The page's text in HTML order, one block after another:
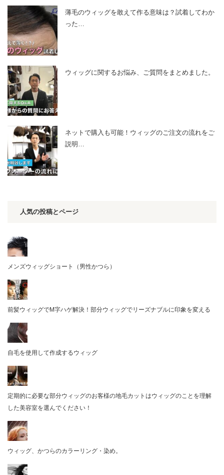
薄毛のウィッグを敢えて作る意味は？試着してわか
った…
ウィッグに関するお悩み、ご質問をまとめました。
ネットで購入も可能！ウィッグのご注文の流れをご
説明…
人気の投稿とページ
メンズウィッグショート（男性かつら）
前髪ウィッグでM字ハゲ解決！部分ウィッグでリーズナブルに印象を変える
自毛を使用して作成するウィッグ
定期的に必要な部分ウィッグのお客様の地毛カットはウィッグのことを理解
した美容室を選んでください！
ウィッグ、かつらのカラーリング・染め。